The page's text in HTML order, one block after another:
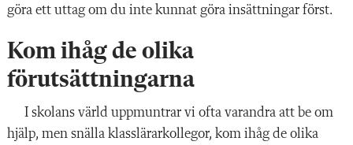
göra ett uttag om du inte kunnat göra insättningar först.
Kom ihåg de olika
förutsättningarna
I skolans värld uppmuntrar vi ofta varandra att be om
hjälp, men snälla klasslärarkollegor, kom ihåg de olika